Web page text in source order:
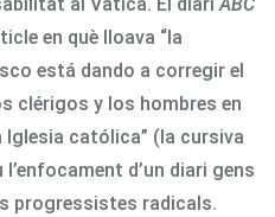
en què lloava “la
está dando a corregir el
clérigos y los hombres en
Iglesia católica” (la cursiva
d’un diari gens
progressistes radicals.